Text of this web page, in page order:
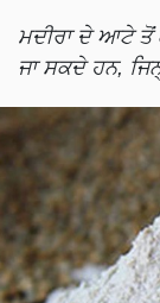
ਮਦੀਰਾ ਦੇ ਆਟੇ ਤੋਂ
ਜਾ ਸਕਦੇ ਹਨ,